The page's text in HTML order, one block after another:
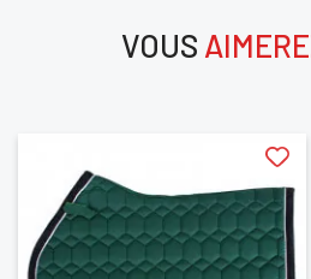
VOUS
ANNULER